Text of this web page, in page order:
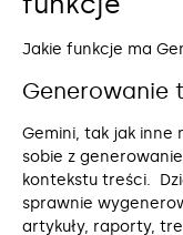
Jakie funkcje ma
Generowanie
Gemini, tak jak inne
sobie z
kontekstu treści.
sprawnie
artykuły, raporty,